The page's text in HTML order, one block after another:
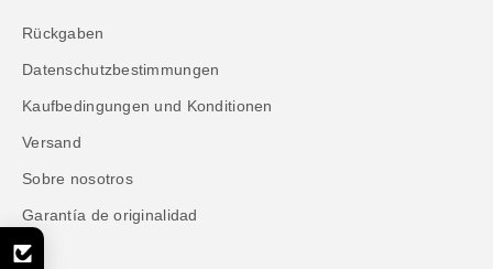
Rückgaben
Datenschutzbestimmungen
Kaufbedingungen und Konditionen
Versand
Sobre nosotros
Garantía de originalidad